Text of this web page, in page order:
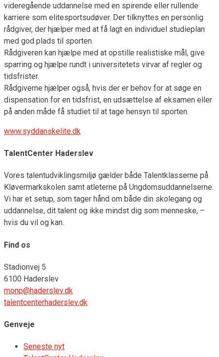
videregående uddannelse med en spirende eller rullende
karriere som elitesportsudøver. Der tilknyttes en personlig
rådgiver, der hjælper med at få lagt en individuel studieplan
med god plads til sporten.
Rådgiveren kan hjælpe med at opstille realistiske mål, give
sparring og hjælpe rundt i universitetets virvar af regler og
tidsfrister.
Rådgiverne hjælper også, hvis der er behov for at søge en
dispensation for en tidsfrist, en udsættelse af eksamen eller
på anden måde få studiet til at tage hensyn til sporten.
www.syddanskelite.dk
TalentCenter Haderslev
Vores talentudviklingsmiljø gælder både Talentklasserne på
Kløvermarkskolen samt atleterne på Ungdomsuddannelserne.
Vi har et setup, som tager hånd om både din skolegang og
uddannelse, dit talent og ikke mindst dig som menneske, –
hvis du vil og kan.
Find os
Stadionvej 5
6100 Haderslev
monp@haderslev.dk
talentcenterhaderslev.dk
Genveje
Seneste nyt